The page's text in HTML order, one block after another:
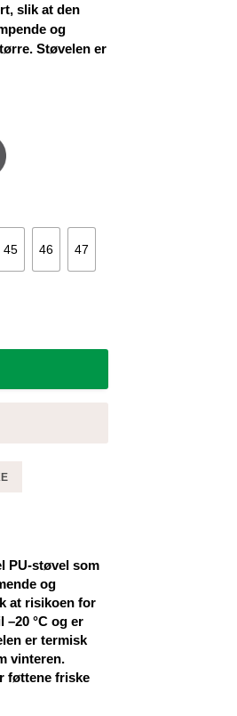
slik at den
og
Støvelen er
45 46 47
PU-støvel som
og
at risikoen for
°C og er
er termisk
vinteren.
føttene friske